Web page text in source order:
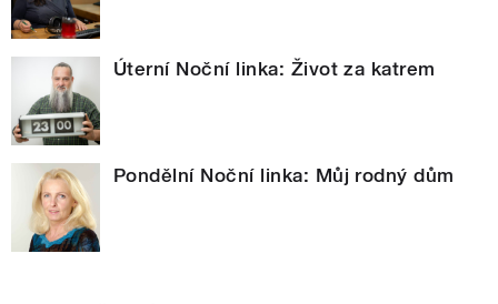
Úterní Noční linka: Život za katrem
Pondělní Noční linka: Můj rodný dům